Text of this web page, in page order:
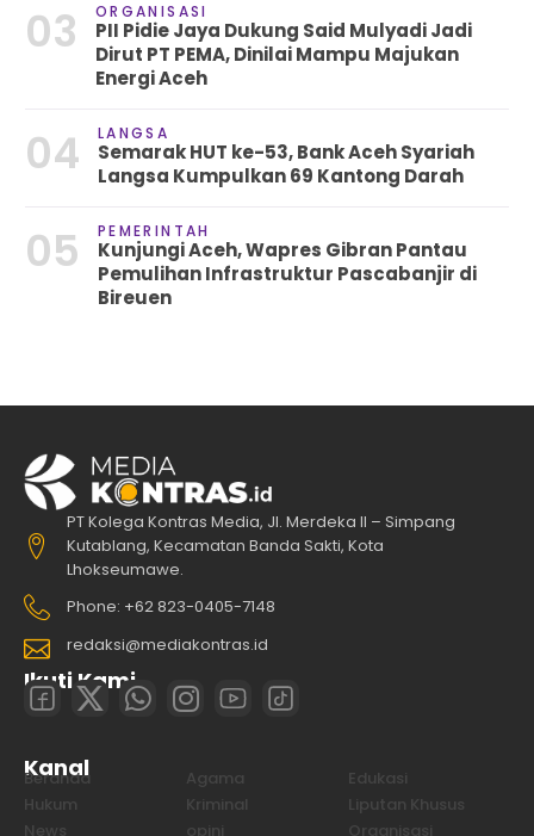
03 ORGANISASI
PII Pidie Jaya Dukung Said Mulyadi Jadi
Dirut PT PEMA, Dinilai Mampu Majukan
Energi Aceh
04 LANGSA
Semarak HUT ke-53, Bank Aceh Syariah
Langsa Kumpulkan 69 Kantong Darah
05 PEMERINTAH
Kunjungi Aceh, Wapres Gibran Pantau
Pemulihan Infrastruktur Pascabanjir di
Bireuen
PT Kolega Kontras Media, Jl. Merdeka II – Simpang
Kutablang, Kecamatan Banda Sakti, Kota
Lhokseumawe.
Phone: +62 823-0405-7148
redaksi@mediakontras.id
Ikuti Kami
Kanal
Beranda Agama
Edukasi
Hukum
Kriminal
Liputan Khusus
News
opini Organisasi